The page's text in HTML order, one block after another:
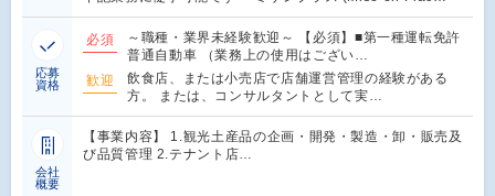
応募
資格
必須
～職種・業界未経験歓迎～ 【必須】■第一種運転免許
普通自動車 （業務上の使用はござい…
歓迎
飲食店、または小売店で店舗運営管理の経験がある
方。 または、コンサルタントとして実…
会社
概要
【事業内容】 1.観光土産品の企画・開発・製造・卸・販売及
び品質管理 2.テナント店…